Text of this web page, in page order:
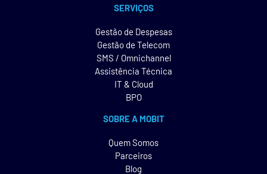
SERVIÇOS
Gestão de Despesas
Gestão de Telecom
SMS / Omnichannel
Assistência Técnica
IT & Cloud
BPO
SOBRE A MOBIT
Quem Somos
Parceiros
Blog